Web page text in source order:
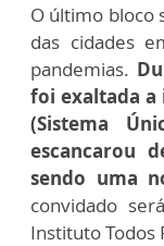
O último bloco
das cidades
pandemias.
foi exaltada a
(Sistema
escancarou
sendo uma
convidado
Instituto Todos